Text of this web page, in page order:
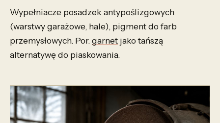
Wypełniacze posadzek antypoślizgowych
(warstwy garażowe, hale), pigment do farb
przemysłowych. Por. garnet jako tańszą
alternatywę do piaskowania.